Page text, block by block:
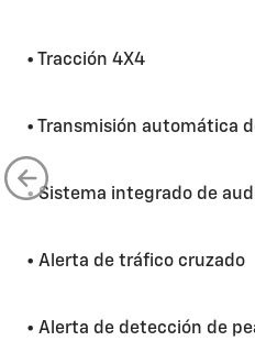
• Tracción 4X4
• Transmisión automática
• Sistema integrado de
• Alerta de tráfico cruzado
• Alerta de detección de